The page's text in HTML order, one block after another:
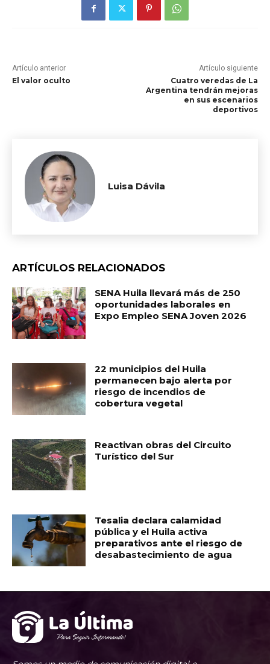
Artículo anterior
El valor oculto
Artículo siguiente
Cuatro veredas de La
Argentina tendrán mejoras
en sus escenarios
deportivos
Luisa Dávila
ARTÍCULOS RELACIONADOS
SENA Huila llevará más de 250
oportunidades laborales en
Expo Empleo SENA Joven 2026
22 municipios del Huila
permanecen bajo alerta por
riesgo de incendios de
cobertura vegetal
Reactivan obras del Circuito
Turístico del Sur
Tesalia declara calamidad
pública y el Huila activa
preparativos ante el riesgo de
desabastecimiento de agua